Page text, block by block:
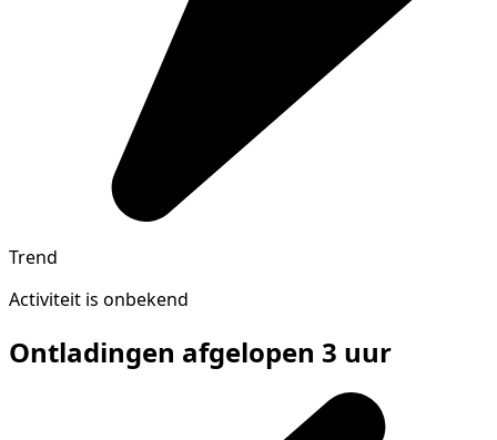
Trend
Activiteit is onbekend
Ontladingen afgelopen 3 uur